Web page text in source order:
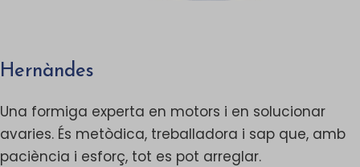
Hernàndes
Una formiga experta en motors i en solucionar
avaries. És metòdica, treballadora i sap que, amb
paciència i esforç, tot es pot arreglar.